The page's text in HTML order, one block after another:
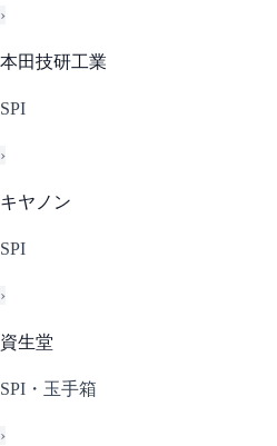
›
本田技研工業
SPI
›
キヤノン
SPI
›
資生堂
SPI・玉手箱
›